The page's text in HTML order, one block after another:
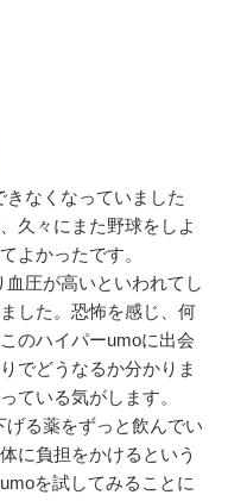
きなくなっていました
久々にまた野球をしよ
よかったです。
血圧が高いといわれてし
した。恐怖を感じ、何
のハイパーumoに出会
でどうなるか分かりま
ている気がします。
げる薬をずっと飲んでい
に負担をかけるという
を試してみることに